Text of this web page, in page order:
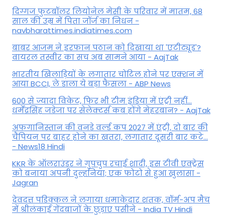
दिग्गज फुटबॉलर लियोनेल मेसी के परिवार में मातम, 68
साल की उम्र में पिता जॉर्ज का निधन -
navbharattimes.indiatimes.com
बाबर आजम ने इरफान पठान को दिखाया था 'एटीट्यूड'?
वायरल तस्वीर का सच अब सामने आया - AajTak
भारतीय खिलाड़ियों के लगातार चोटिल होने पर एक्शन में
आया BCCI, ले डाला ये बड़ा फैसला - ABP News
600 से ज्यादा विकेट, फिर भी टीम इंडिया में एंट्री नहीं...
धर्मेंद्रसिंह जडेजा पर सेलेक्टर्स कब होंगे मेहरबान? - AajTak
अफगानिस्तान की वनडे वर्ल्ड कप 2027 में एंट्री, दो बार की
चैंपियन पर बाहर होने का खतरा, लगातार दूसरी बार कटे...
- News18 Hindi
KKR के ऑलराउंडर ने गुपचुप रचाई शादी, इस टीवी एक्ट्रेस
को बनाया अपनी दुल्हनिया; एक फोटो से हुआ खुलासा -
Jagran
देवदत्त पडिक्कल ने लगाया धमाकेदार शतक, वॉर्म-अप मैच
में श्रीलंकाई गेंदबाजों के छुड़ाए पसीने - India TV Hindi